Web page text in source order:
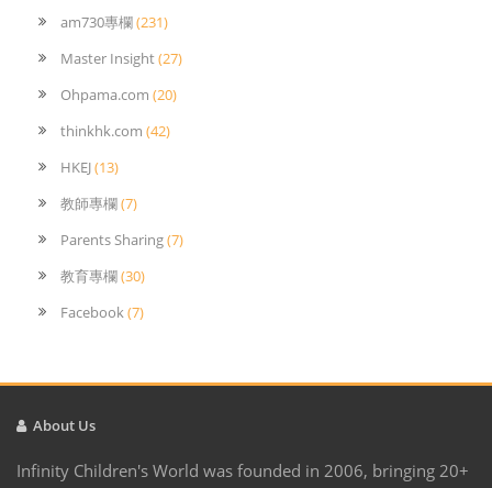
am730專欄(231)
Master Insight(27)
Ohpama.com (20)
thinkhk.com (42)
HKEJ(13)
教師專欄(7)
Parents Sharing(7)
教育專欄(30)
Facebook(7)
About Us
Infinity Children's World was founded in 2006, bringing 20+